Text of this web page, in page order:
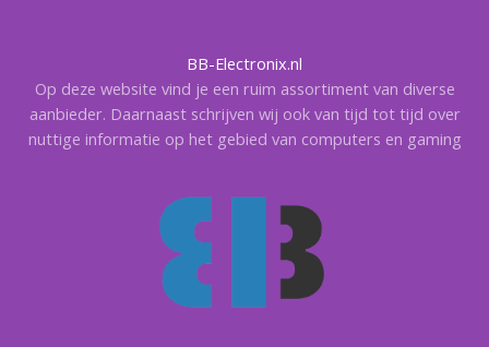
BB-Electronix.nl
Op deze website vind je een ruim assortiment van diverse
aanbieder. Daarnaast schrijven wij ook van tijd tot tijd over
nuttige informatie op het gebied van computers en gaming